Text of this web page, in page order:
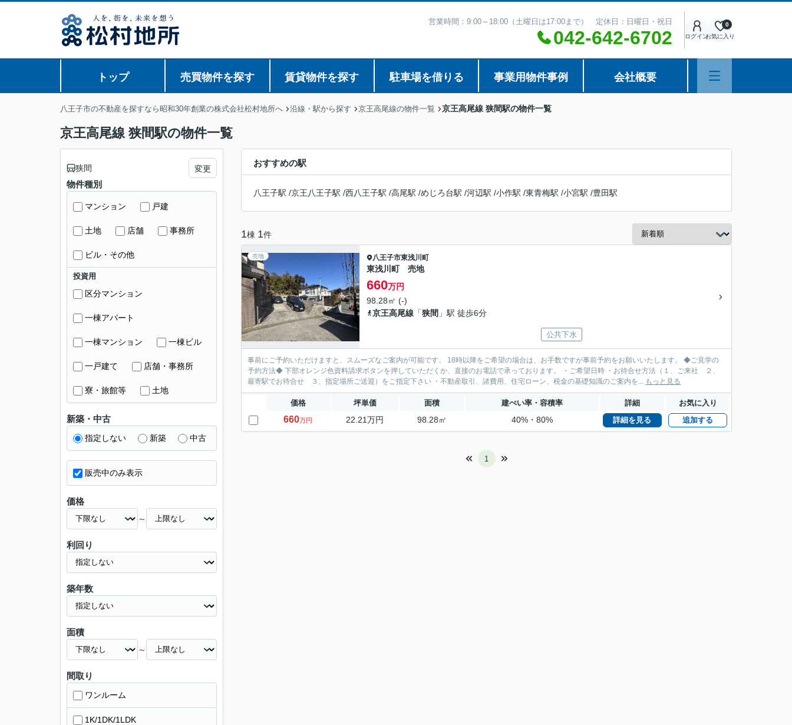
営業時間：9:00～18:00（土曜日は17:00まで） 定休日：日曜日・祝日
042-642-6702 ログインお気に入り
0
トップ 売買物件を探す 賃貸物件を探す 駐車場を借りる 事業用物件事例 会社概要
八王子市の不動産を探すなら昭和30年創業の株式会社松村地所へ 沿線・駅から探す 京王高尾線の物件一覧 京王高尾線 狭間駅の物件一覧
京王高尾線 狭間駅の物件一覧
おすすめの駅
八王子駅 /京王八王子駅 /西八王子駅 /高尾駅 /めじろ台駅 /河辺駅 /小作駅 /東青梅駅 /小宮駅 /豊田駅
1棟 1件
売地 八王子市東浅川町
東浅川町 売地
660万円
98.28㎡ (-)
京王高尾線 「狭間 」駅 徒歩6分
公共下水
事前にご予約いただけますと、スムーズなご案内が可能です。 18時以降をご希望の場合は、お手数ですが事前予約をお願いいたします。 ◆ご見学の
予約方法◆ 下部オレンジ色資料請求ボタンを押していただくか、直接のお電話で承っております。 ・ご希望日時 ・お待合せ方法（１、ご来社 ２、
最寄駅でお待合せ ３、指定場所ご送迎）をご指定下さい ・不動産取引、諸費用、住宅ローン、税金の基礎知識のご案内を... もっと見る
価格 坪単価 面積 建ぺい率・容積率 詳細 お気に入り
660万円 22.21万円 98.28㎡ 40%・80% 詳細を見る 追加する
1
狭間 変更
物件種別
マンション 戸建
土地 店舗 事務所
ビル・その他
投資用
区分マンション
一棟アパート
一棟マンション 一棟ビル
一戸建て 店舗・事務所
寮・旅館等 土地
新築・中古
指定しない 新築 中古
販売中のみ表示
価格
～
利回り
築年数
面積
～
間取り
ワンルーム
1K/1DK/1LDK